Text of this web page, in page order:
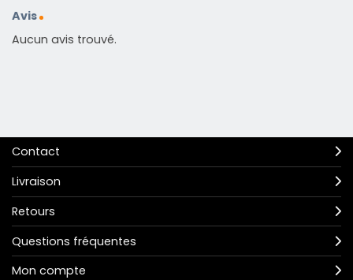
Avis
Aucun avis trouvé.
Contact
Livraison
Retours
Questions fréquentes
Mon compte